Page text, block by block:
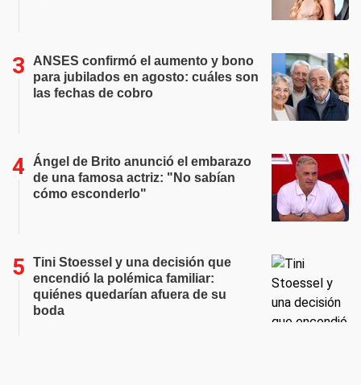
ANSES confirmó el aumento y bono
para jubilados en agosto: cuáles son
las fechas de cobro
Ángel de Brito anunció el embarazo
de una famosa actriz: "No sabían
cómo esconderlo"
Tini Stoessel y una decisión que
encendió la polémica familiar:
quiénes quedarían afuera de su
boda